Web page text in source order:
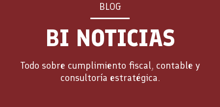
BLOG
BI NOTICIAS
Todo sobre cumplimiento fiscal, contable y
consultoría estratégica.